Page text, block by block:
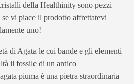
della Healthinity sono pezzi
vi piace il prodotto affrettatevi
uno!
di Agata le cui bande e gli elementi
il fossile di un antico
piuma è una pietra straordinaria